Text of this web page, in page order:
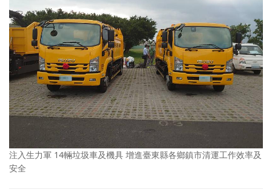
注入生力軍 14輛垃圾車及機具 增進臺東縣各鄉鎮市清運工作效率及
安全